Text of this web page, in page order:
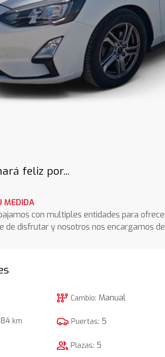
feliz por...
MEDIDA
con multiples entidades para
de disfrutar y nosotros nos encargamos
km
auto_transmission Cambio: Manual
Puertas: 5
group Plazas: 5